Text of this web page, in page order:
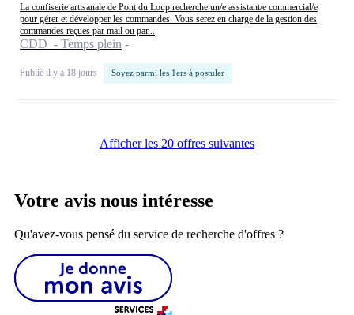
La confiserie artisanale de Pont du Loup recherche un/e assistant/e commercial/e
pour gérer et développer les commandes. Vous serez en charge de la gestion des
commandes reçues par mail ou par...
CDD - Temps plein
Publié il y a 18 jours Soyez parmi les 1ers à postuler
Afficher les 20 offres suivantes
Votre avis nous intéresse
Qu'avez-vous pensé du service de recherche d'offres ?